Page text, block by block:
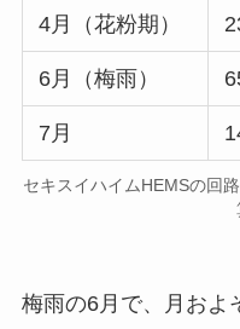
4月（花粉期）
6月（梅雨）
7月
セキスイハイムHEMSの回
梅雨の6月で、月およ